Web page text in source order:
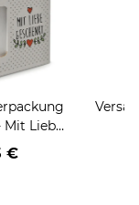
Mit Liebe
€